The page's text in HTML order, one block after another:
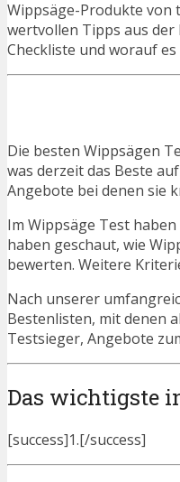
Wippsäge-Produkte von
wertvollen Tipps aus der
Checkliste und worauf
Die besten Wippsägen
was derzeit das Beste
Angebote bei denen sie
Im Wippsäge Test
haben geschaut, wie
bewerten. Weitere
Nach unserer
Bestenlisten, mit denen
Testsieger, Angebote
Das wichtigste
[success]1.[/success]